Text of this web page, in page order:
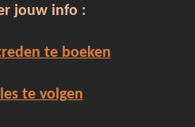
jouw info :
te boeken
te volgen